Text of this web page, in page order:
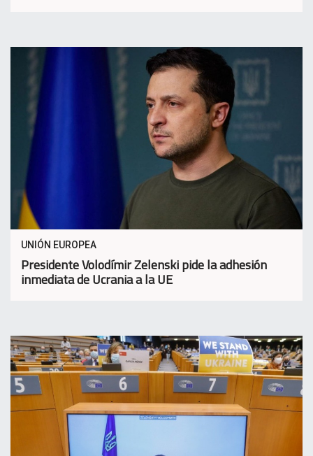
UNIÓN EUROPEA
Presidente Volodímir Zelenski pide la adhesión
inmediata de Ucrania a la UE